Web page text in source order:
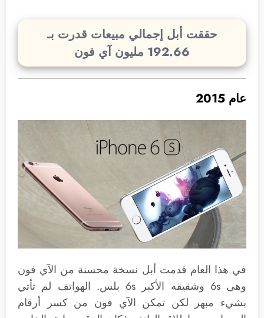
حققت أبل إجمالي مبيعات قدرت بـ
192.66 مليون آي فون
عام 2015
في هذا العام قدمت أبل نسخة محسنة من الآي فون
وهى 6s وشقيقه الأكبر 6s بلس. الهواتف لم تأتي
بشيء مبهر لكن تمكن الآي فون من كسر أرقام